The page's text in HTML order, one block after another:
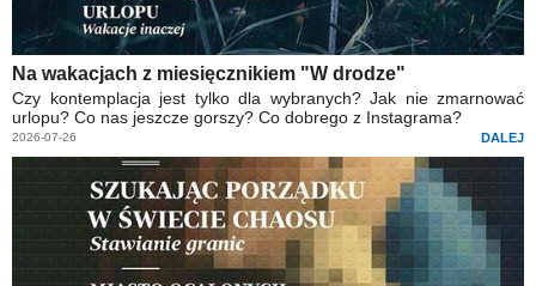
Na wakacjach z miesięcznikiem "W drodze"
Czy kontemplacja jest tylko dla wybranych? Jak nie zmarnować
urlopu? Co nas jeszcze gorszy? Co dobrego z Instagrama?
2026-07-26 DALEJ